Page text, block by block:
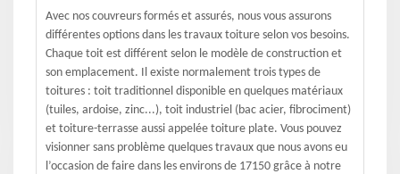
Avec nos couvreurs formés et assurés, nous vous assurons
différentes options dans les travaux toiture selon vos besoins.
Chaque toit est différent selon le modèle de construction et
son emplacement. Il existe normalement trois types de
toitures : toit traditionnel disponible en quelques matériaux
(tuiles, ardoise, zinc...), toit industriel (bac acier, fibrociment)
et toiture-terrasse aussi appelée toiture plate. Vous pouvez
visionner sans problème quelques travaux que nous avons eu
l’occasion de faire dans les environs de 17150 grâce à notre